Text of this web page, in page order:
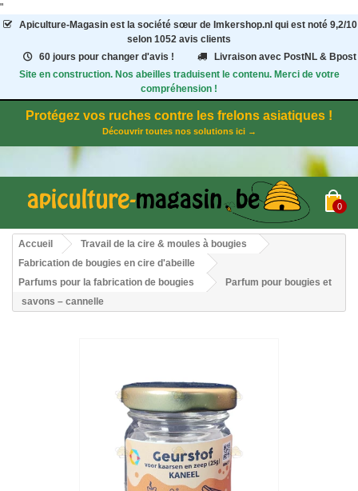
"
Apiculture-Magasinest la société sœur de Imkershop.nl qui est noté 9,2/10
selon 1052 avis clients
60 jours pour changer d'avis !
Livraison avec PostNL & Bpost
Site en construction. Nos abeilles traduisent le contenu. Merci de votre
compréhension !
Protégez vos ruches contre les frelons asiatiques !
Découvrir toutes nos solutions ici →
0
Accueil
Travail de la cire & moules à bougies
Fabrication de bougies en cire d'abeille
Parfums pour la fabrication de bougies
Parfum pour bougies et
savons – cannelle